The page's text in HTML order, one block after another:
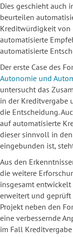
Dies geschieht auch
beurteilen
Kreditwürdigkeit von
automatisierte
automatisierte
Der erste Case des
Autonomie und
untersucht das
in der Kreditvergabe
die Entscheidung.
auf automatisierte
dieser sinnvoll in den
eingebunden ist,
Aus den
die weitere
insgesamt
erweitert und geprüft
Projekt neben den
eine verbessernde
im Fall